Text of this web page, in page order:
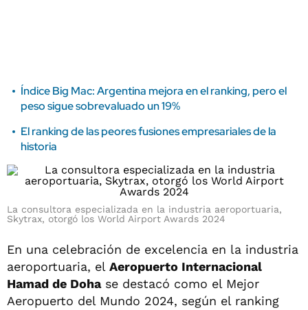
Índice Big Mac: Argentina mejora en el ranking, pero el
peso sigue sobrevaluado un 19%
El ranking de las peores fusiones empresariales de la
historia
La consultora especializada en la industria aeroportuaria,
Skytrax, otorgó los World Airport Awards 2024
En una celebración de excelencia en la industria
aeroportuaria, el Aeropuerto Internacional
Hamad de Dohase destacó como el Mejor
Aeropuerto del Mundo 2024, según el ranking